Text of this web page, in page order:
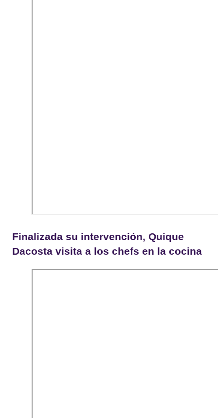
Finalizada su intervención, Quique
Dacosta visita a los chefs en la cocina